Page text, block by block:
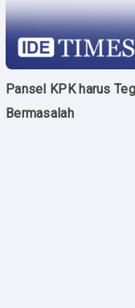
Pansel KPK harus
Bermasalah